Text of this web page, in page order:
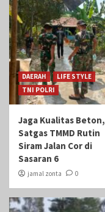
DAERAH
LIFE STYLE
TNI POLRI
Jaga Kualitas Beton,
Satgas TMMD Rutin
Siram Jalan Cor di
Sasaran 6
jamal zonta 0